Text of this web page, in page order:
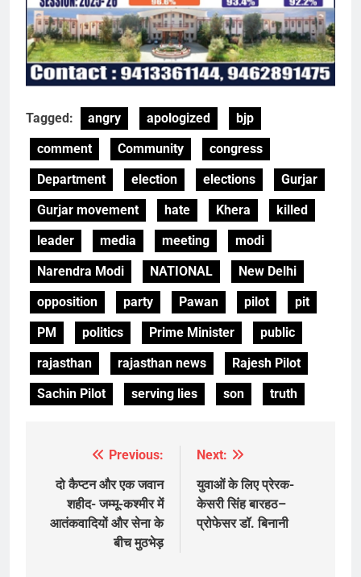
Tagged: angry apologized
bjp
comment
Community
congress
Department
election elections
Gurjar
Gurjar movement
hate Khera
killed
leader
media meeting
modi
Narendra Modi
NATIONAL
New Delhi
opposition
party Pawan pilot
pit
PM
politics Prime Minister
public
rajasthan
rajasthan news
Rajesh Pilot
Sachin Pilot
serving lies son truth
navigation
Previous:
दो कैप्टन और एक जवान
शहीद- जम्मू-कश्मीर में
आतंकवादियों और सेना के
बीच मुठभेड़
Next:
युवाओं के लिए प्रेरक-
केसरी सिंह बारहठ–
प्रोफेसर डॉ. बिनानी